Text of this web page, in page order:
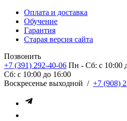
Оплата и доставка
Обучение
Гарантия
Старая версия сайта
Позвонить
+7 (391) 292-40-06 Пн - Сб: c 10:00
Сб: c 10:00 до 16:00
​Воскресенье выходной / +7 (908)